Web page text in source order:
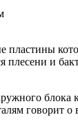
плесени и
блока